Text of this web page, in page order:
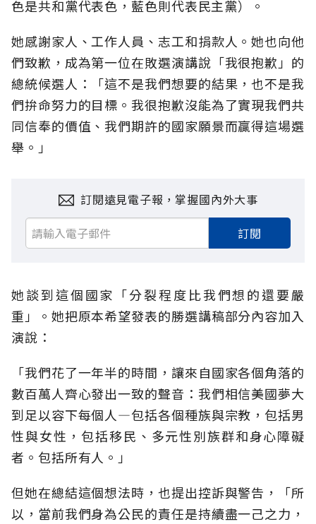
色是共和黨代表色，藍色則代表民主黨）。
她感謝家人、工作人員、志工和捐款人。她也向他
們致歉，成為第一位在敗選演講說「我很抱歉」的
總統候選人：「這不是我們想要的結果，也不是我
們拚命努力的目標。我很抱歉沒能為了實現我們共
同信奉的價值、我們期許的國家願景而贏得這場選
舉。」
訂閱遠見電子報，掌握國內外大事
訂閱
她談到這個國家「分裂程度比我們想的還要嚴
重」。她把原本希望發表的勝選講稿部分內容加入
演說：
「我們花了一年半的時間，讓來自國家各個角落的
數百萬人齊心發出一致的聲音：我們相信美國夢大
到足以容下每個人—包括各個種族與宗教，包括男
性與女性，包括移民、多元性別族群和身心障礙
者。包括所有人。」
但她在總結這個想法時，也提出控訴與警告，「所
以，當前我們身為公民的責任是持續盡一己之力，